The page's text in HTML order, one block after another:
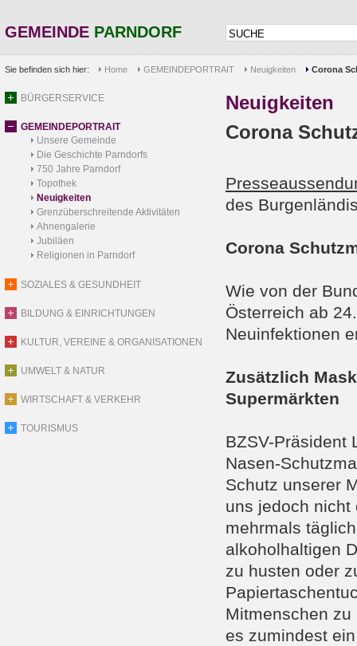
GEMEINDE PARNDORF
Sie befinden sich hier: Home GEMEINDEPORTRAIT Neuigkeiten Corona
BÜRGERSERVICE
GEMEINDEPORTRAIT
Unsere Gemeinde
Die Geschichte Parndorfs
750 Jahre Parndorf
Topothek
Neuigkeiten
Grenzüberschreitende Aktivitäten
Ahnengalerie
Jubiläen
Religionen in Parndorf
SOZIALES & GESUNDHEIT
BILDUNG & EINRICHTUNGEN
KULTUR, VEREINE & ORGANISATIONEN
UMWELT & NATUR
WIRTSCHAFT & VERKEHR
TOURISMUS
Neuigkeiten
Corona
des
Corona
Wie von der
Österreich ab
Neuinfektionen
Zusätzlich
Supermärkten
BZSV-Präsident
Nasen-
Schutz unserer
uns jedoch nicht
mehrmals
alkoholhaltigen
zu husten oder
Mitmenschen
es zumindest